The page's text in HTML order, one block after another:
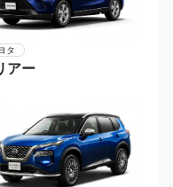
タ
アー